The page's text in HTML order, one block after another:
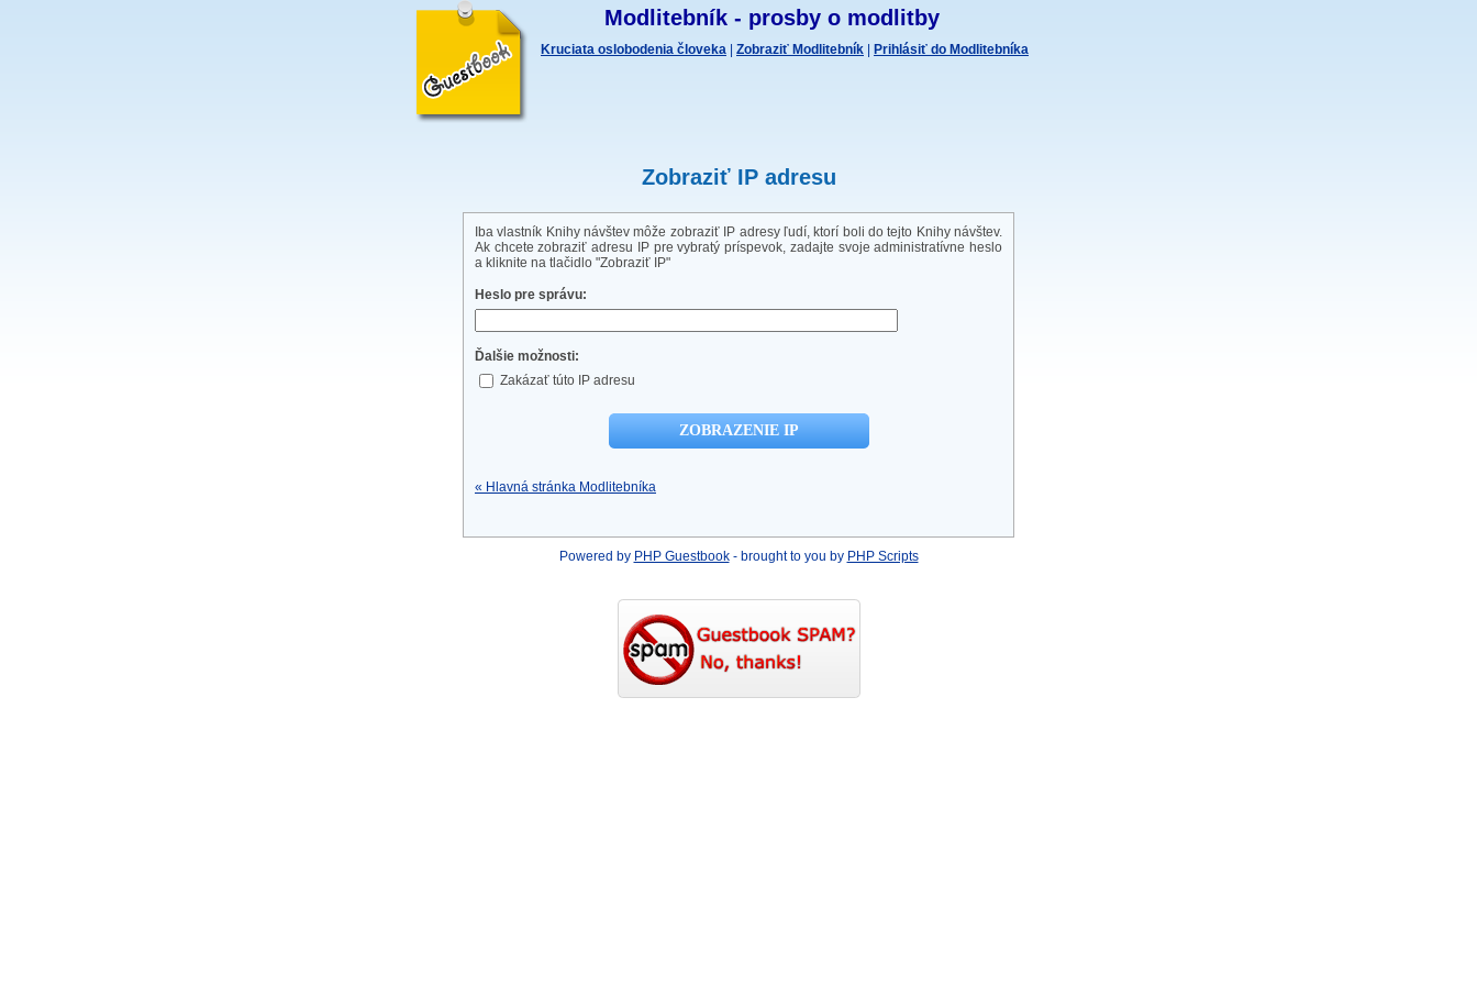
Modlitebník - prosby o modlitby
Kruciata oslobodenia človeka Zobraziť Modlitebník Prihlásiť do Modlitebníka
Zobraziť IP adresu
Iba vlastník Knihy návštev môže zobraziť IP adresy ľudí, ktorí boli do tejto Knihy návštev.
Ak chcete zobraziť adresu IP pre vybratý príspevok, zadajte svoje administratívne heslo
a kliknite na tlačidlo "Zobraziť IP"
Heslo pre správu:
Ďalšie možnosti:
Zakázať túto IP adresu
« Hlavná stránka Modlitebníka
Powered by PHP Guestbook- brought to you by PHP Scripts